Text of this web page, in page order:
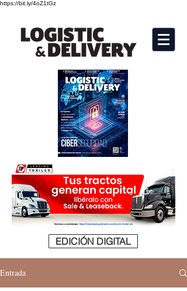
https://bit.ly/4oZ1tGz
EDICIÓN DIGITAL
Entrada